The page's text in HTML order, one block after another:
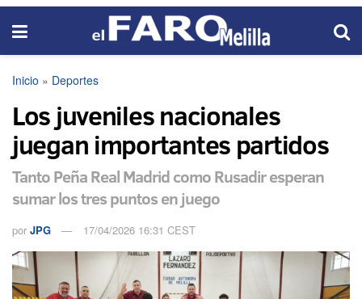
Inicio » Deportes
Los juveniles nacionales
juegan importantes partidos
Tanto Peña Real Madrid como Rusadir esperan
sumar los tres puntos en juego
por JPG 17/04/2026 16:31 CEST